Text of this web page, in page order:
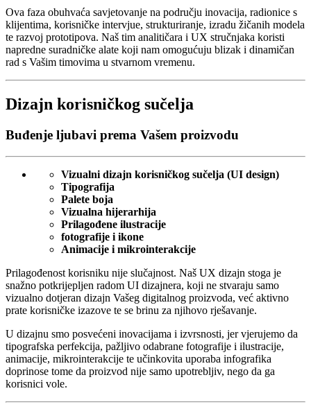
Ova faza obuhvaća savjetovanje na području inovacija, radionice s
klijentima, korisničke intervjue, strukturiranje, izradu žičanih modela
te razvoj prototipova. Naš tim analitičara i UX stručnjaka koristi
napredne suradničke alate koji nam omogućuju blizak i dinamičan
rad s Vašim timovima u stvarnom vremenu.
Dizajn korisničkog sučelja
Buđenje ljubavi prema Vašem proizvodu
Vizualni dizajn korisničkog sučelja (UI design)
Tipografija
Palete boja
Vizualna hijerarhija
Prilagođene ilustracije
fotografije i ikone
Animacije i mikrointerakcije
Prilagođenost korisniku nije slučajnost. Naš UX dizajn stoga je
snažno potkrijepljen radom UI dizajnera, koji ne stvaraju samo
vizualno dotjeran dizajn Vašeg digitalnog proizvoda, već aktivno
prate korisničke izazove te se brinu za njihovo rješavanje.
U dizajnu smo posvećeni inovacijama i izvrsnosti, jer vjerujemo da
tipografska perfekcija, pažljivo odabrane fotografije i ilustracije,
animacije, mikrointerakcije te učinkovita uporaba infografika
doprinose tome da proizvod nije samo upotrebljiv, nego da ga
korisnici vole.